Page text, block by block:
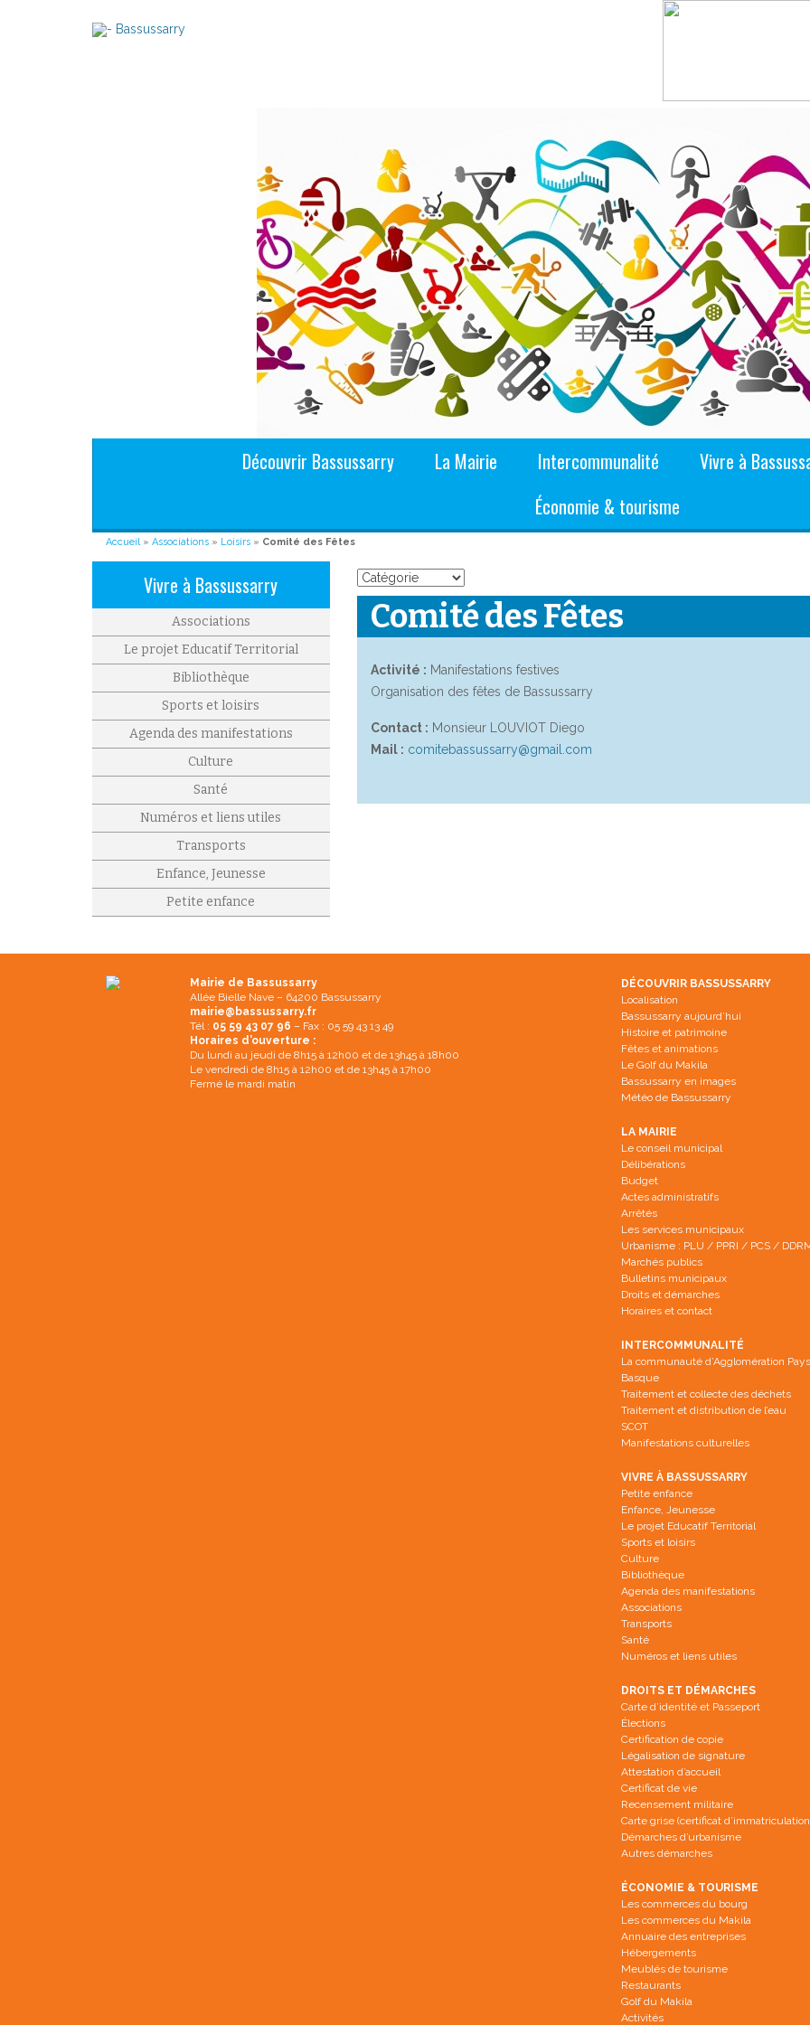
Découvrir Bassussarry La Mairie Intercommunalité
Vivre à
Économie & tourisme
Accueil» Associations » Loisirs » Comité des Fêtes
Comité des Fêtes
Activité : Manifestations festives
Organisation des fêtes de Bassussarry
Contact : Monsieur LOUVIOT Diego
Mail : comitebassussarry@gmail.com
Vivre à Bassussarry
Associations
Le projet Educatif Territorial
Bibliothèque
Sports et loisirs
Agenda des manifestations
Culture
Santé
Numéros et liens utiles
Transports
Enfance, Jeunesse
Petite enfance
Mairie de Bassussarry
Allée Bielle Nave – 64200 Bassussarry
mairie@bassussarry.fr
Tél : 05 59 43 07 96 – Fax : 05 59 43 13 49
Horaires d’ouverture :
Du lundi au jeudi de 8h15 à 12h00 et de 13h45 à 18h00
Le vendredi de 8h15 à 12h00 et de 13h45 à 17h00
Fermé le mardi matin
DÉCOUVRIR BASSUSSARRY
Localisation
Bassussarry aujourd’hui
Histoire et patrimoine
Fêtes et animations
Le Golf du Makila
Bassussarry en images
Météo de Bassussarry
LA MAIRIE
Le conseil municipal
Délibérations
Budget
Actes administratifs
Arrêtés
Les services municipaux
Urbanisme : PLU / PPRI / PCS /
Marchés publics
Bulletins municipaux
Droits et démarches
Horaires et contact
INTERCOMMUNALITÉ
La communauté d’Agglomération Pays
Basque
Traitement et collecte des déchets
Traitement et distribution de l’eau
SCOT
Manifestations culturelles
VIVRE À BASSUSSARRY
Petite enfance
Enfance, Jeunesse
Le projet Educatif Territorial
Sports et loisirs
Culture
Bibliothèque
Agenda des manifestations
Associations
Transports
Santé
Numéros et liens utiles
DROITS ET DÉMARCHES
Carte d’identité et Passeport
Élections
Certification de copie
Légalisation de signature
Attestation d’accueil
Certificat de vie
Recensement militaire
Carte grise (certificat
Démarches d’urbanisme
Autres démarches
ÉCONOMIE & TOURISME
Les commerces du bourg
Les commerces du Makila
Annuaire des entreprises
Hébergements
Meublés de tourisme
Restaurants
Golf du Makila
Activités